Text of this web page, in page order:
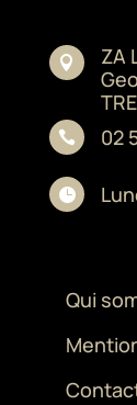

ZA
 02

Qui